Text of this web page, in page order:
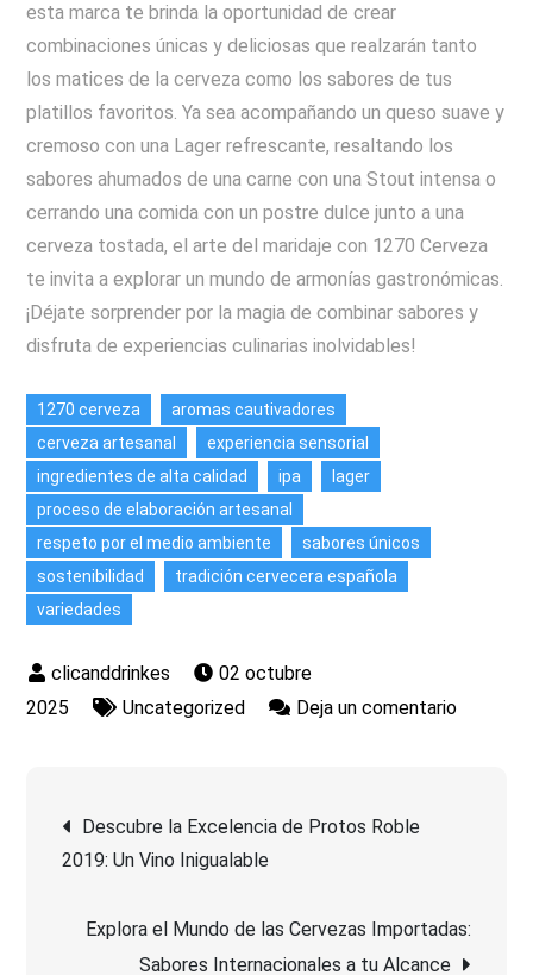
esta marca te brinda la oportunidad de crear
combinaciones únicas y deliciosas que realzarán tanto
los matices de la cerveza como los sabores de tus
platillos favoritos. Ya sea acompañando un queso suave y
cremoso con una Lager refrescante, resaltando los
sabores ahumados de una carne con una Stout intensa o
cerrando una comida con un postre dulce junto a una
cerveza tostada, el arte del maridaje con 1270 Cerveza
te invita a explorar un mundo de armonías gastronómicas.
¡Déjate sorprender por la magia de combinar sabores y
disfruta de experiencias culinarias inolvidables!
1270 cerveza
aromas cautivadores
cerveza artesanal
experiencia sensorial
ingredientes de alta calidad
ipa
lager
proceso de elaboración artesanal
respeto por el medio ambiente
sabores únicos
sostenibilidad
tradición cervecera española
variedades
02 octubre
2025
Uncategorized Deja un comentarioen
Cerveza
Navegación
de
entradas
Descubre la Excelencia de Protos Roble
2019: Un Vino Inigualable
Explora el Mundo de las Cervezas Importadas:
Sabores Internacionales a tu Alcance